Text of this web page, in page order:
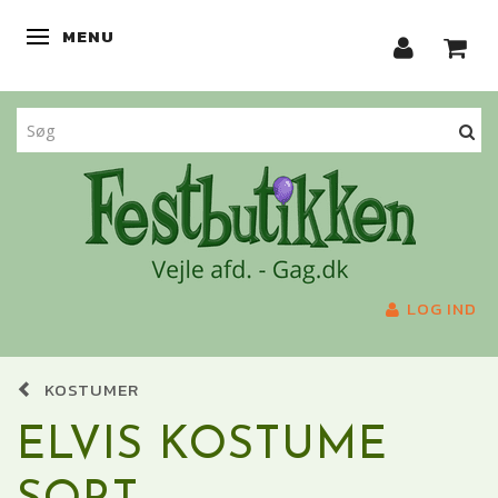
SKIFTE NAVIGATION
MENU
LOG IND
KOSTUMER
ELVIS KOSTUME